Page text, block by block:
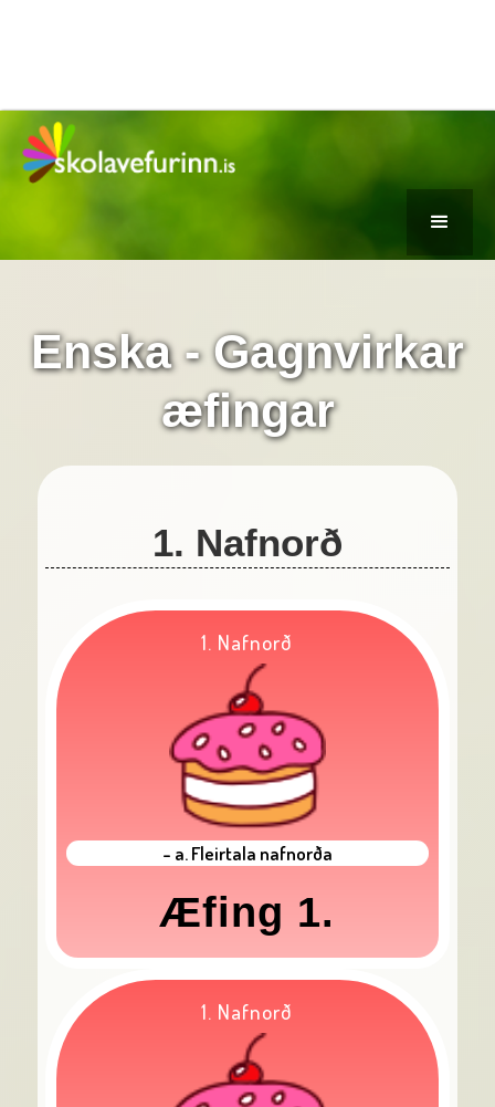
Enska - Gagnvirkar
æfingar
1. Nafnorð
1. Nafnorð
- a. Fleirtala nafnorða
Æfing 1.
1. Nafnorð